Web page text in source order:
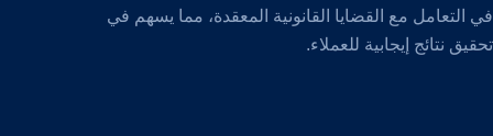
في التعامل مع القضايا القانونية المعقدة، مما يسهم في
تحقيق نتائج إيجابية للعملاء.